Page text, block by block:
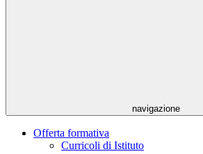
navigazione
Offerta formativa
Curricoli di Istituto